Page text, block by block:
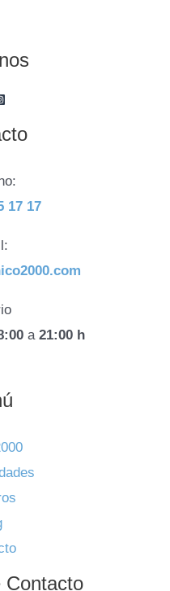
17 17
a 21:00 h
Contacto